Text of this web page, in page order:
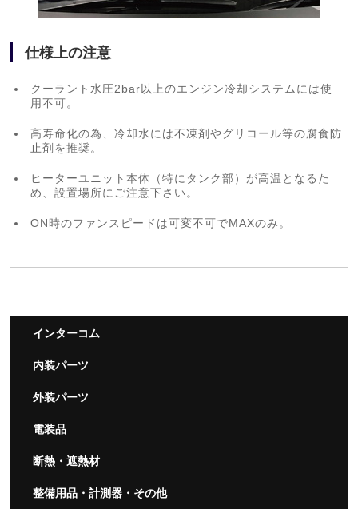
仕様上の注意
クーラント水圧2bar以上のエンジン冷却システムには使
用不可。
高寿命化の為、冷却水には不凍剤やグリコール等の腐食防
止剤を推奨。
ヒーターユニット本体（特にタンク部）が高温となるた
め、設置場所にご注意下さい。
ON時のファンスピードは可変不可でMAXのみ。
インターコム
内装パーツ
外装パーツ
電装品
断熱・遮熱材
整備用品・計測器・その他